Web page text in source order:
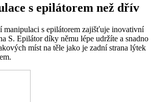
s epilátorem než dřív
manipulaci s epilátorem zajišťuje inovativní
S. Epilátor díky němu lépe udržíte a snadno
míst na těle jako je zadní strana lýtek